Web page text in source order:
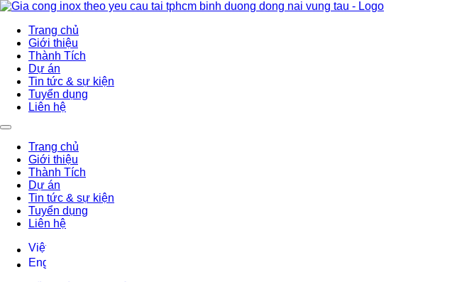
Trang chủ
Giới thiệu
Thành Tích
Dự án
Tin tức & sự kiện
Tuyển dụng
Liên hệ
Trang chủ
Giới thiệu
Thành Tích
Dự án
Tin tức & sự kiện
Tuyển dụng
Liên hệ